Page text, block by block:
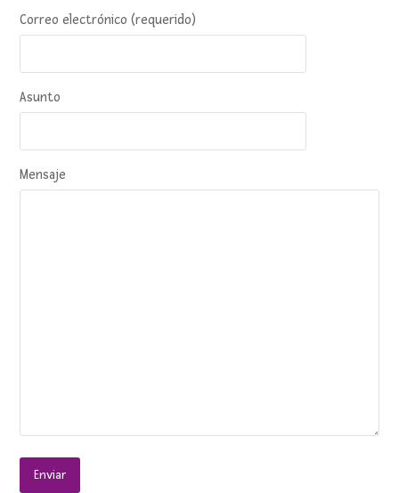
Correo electrónico (requerido)
Asunto
Mensaje